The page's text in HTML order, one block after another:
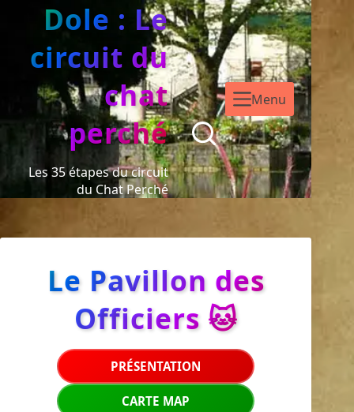
Dole : Le
circuit du
chat
perché
Les 35 étapes du circuit
du Chat Perché
Menu
Le Pavillon des
Officiers 🐱
PRÉSENTATION
CARTE MAP